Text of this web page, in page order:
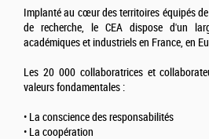
Implanté au cœur des territoires équipés
de recherche, le CEA dispose d'un
académiques et industriels en France, en
Les 20 000 collaboratrices et
valeurs fondamentales :
• La conscience des responsabilités
• La coopération